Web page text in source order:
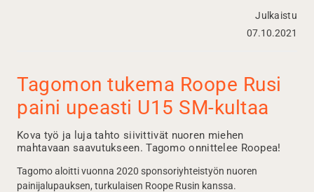
Julkaistu
07.10.2021
Tagomon tukema Roope Rusi
paini upeasti U15 SM-kultaa
Kova työ ja luja tahto siivittivät nuoren miehen
mahtavaan saavutukseen. Tagomo onnittelee Roopea!
Tagomo aloitti vuonna 2020 sponsoriyhteistyön nuoren
painijalupauksen, turkulaisen Roope Rusin kanssa.